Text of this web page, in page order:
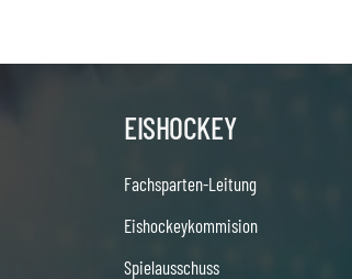
EISHOCKEY
Fachsparten-Leitung
Eishockeykommision
Spielausschuss